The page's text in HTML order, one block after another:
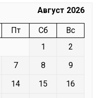
Август 2026
Пт Сб
Вс
1
2
7 8
9
14 15
16